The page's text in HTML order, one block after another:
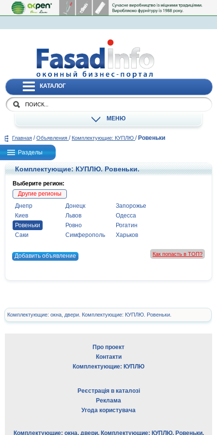
КАТАЛОГ
МЕНЮ
Главная / Объявления / Комплектующие: КУПЛЮ / Ровеньки
Разделы
Комплектующие: КУПЛЮ. Ровеньки.
Выберите регион:
Другие регионы
Днепр
Донецк
Запорожье
Киев
Львов
Одесса
Ровеньки
Ровно
Рогатин
Саки
Симферополь Харьков
Добавить объявление Как попасть в ТОП?
Комплектующие: окна, двери. Комплектующие: КУПЛЮ. Ровеньки.
Про проект
Контакти
Комплектующие: КУПЛЮ
Реєстрація в каталозі
Реклама
Угода користувача
Комплектующие: окна, двери. Комплектующие: КУПЛЮ. Ровеньки.